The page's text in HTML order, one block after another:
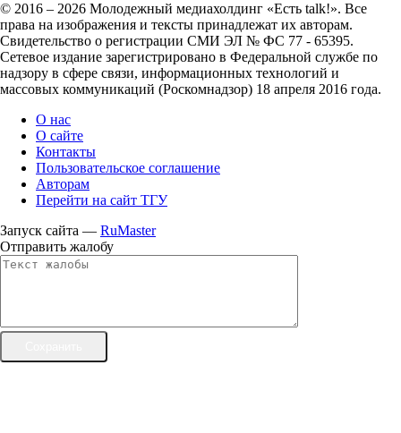
© 2016 – 2026 Молодежный медиахолдинг «Есть talk!». Все
права на изображения и тексты принадлежат их авторам.
Свидетельство о регистрации СМИ ЭЛ № ФС 77 - 65395.
Сетевое издание зарегистрировано в Федеральной службе по
надзору в сфере связи, информационных технологий и
массовых коммуникаций (Роскомнадзор) 18 апреля 2016 года.
О нас
О сайте
Контакты
Пользовательское соглашение
Авторам
Перейти на сайт ТГУ
Запуск сайта — RuMaster
Отправить жалобу